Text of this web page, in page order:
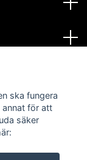
ska fungera
annat för att
säker